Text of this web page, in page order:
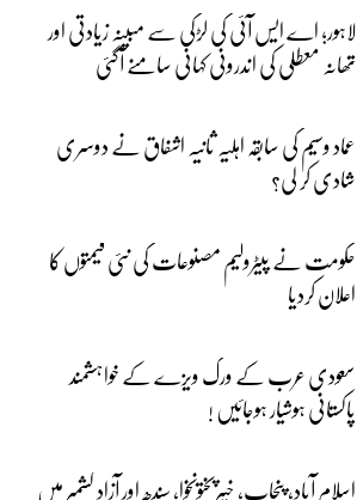
لاہور؛ اے ایس آئی کی لڑکی سے مبینہ زیادتی اور
تھانہ معطلی کی اندرونی کہانی سامنے آگئی
عماد وسیم کی سابقہ اہلیہ ثانیہ اشفاق نے دوسری
شادی کر لی؟
حکومت نے پیٹرولیم مصنوعات کی نئی قیمتوں کا
اعلان کردیا
سعودی عرب کے ورک ویزے کے خواہشمند
پاکستانی ہوشیار ہوجائیں !
اسلام آباد، پنجاب، خیبرپختونخوا، سندھ اور آزاد کشمیر میں